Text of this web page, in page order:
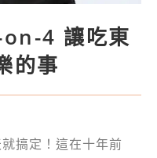
4 讓吃東
的事
搞定！這在十年前